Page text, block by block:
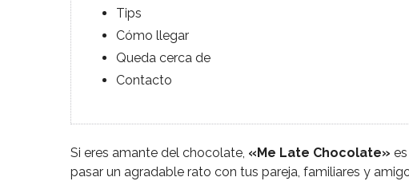
Tips
Cómo llegar
Queda cerca de
Contacto
Si eres amante del chocolate, «Me Late Chocolate»
pasar un agradable rato con tus pareja, familiares y